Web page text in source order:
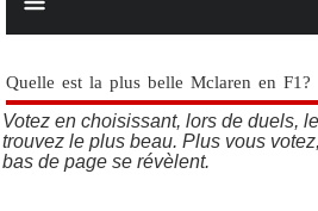
Quelle est la plus belle Mclaren en F1?
Votez en choisissant, lors de duels,
trouvez le plus beau. Plus vous
bas de page se révèlent.